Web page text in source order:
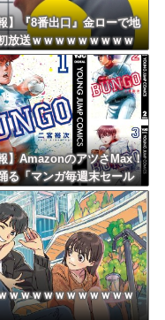
】『8番出口』金ローで地
放送ｗｗｗｗｗｗｗｗｗ
ｗ
】AmazonのアツさMax！
る「マンガ毎週末セール
還元）」2日目襲来！
ｗｗｗｗｗｗｗｗｗｗｗ